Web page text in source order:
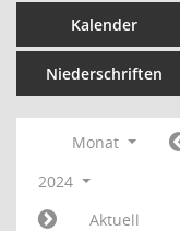
Kalender
Niederschriften
Monat
2024
Aktuell